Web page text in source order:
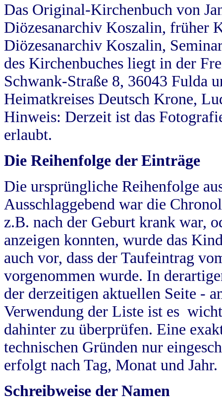
Das Original-Kirchenbuch von
Diözesanarchiv Koszalin, früher
Diözesanarchiv Koszalin,
des Kirchenbuches liegt in der
Schwank-Straße 8, 36043 Fulda
Heimatkreises Deutsch Krone,
Hinweis: Derzeit ist das
erlaubt.
Die Reihenfolge der Einträge
Die ursprüngliche Reihenfolge
Ausschlaggebend war die
z.B. nach der Geburt krank war,
anzeigen konnten, wurde das
auch vor, dass der Taufeintrag
vorgenommen wurde. In
der derzeitigen aktuellen Seite -
Verwendung der Liste ist es
dahinter zu überprüfen. Eine
technischen Gründen nur
erfolgt nach Tag, Monat und Jahr.
Schreibweise der Namen